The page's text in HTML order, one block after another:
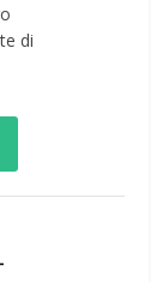
di